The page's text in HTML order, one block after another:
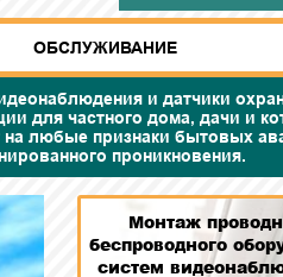
ОБСЛУЖИВАНИЕ
и датчики
для частного дома, дачи и
на любые признаки бытовых
проникновения.
Монтаж
беспроводного
систем